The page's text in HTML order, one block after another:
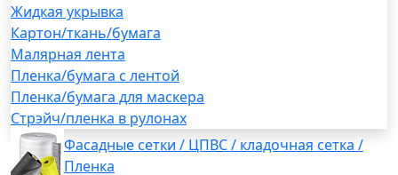
Жидкая укрывка
Картон/ткань/бумага
Малярная лента
Пленка/бумага с лентой
Пленка/бумага для маскера
Стрэйч/пленка в рулонах
Фасадные сетки / ЦПВС / кладочная сетка /
Пленка